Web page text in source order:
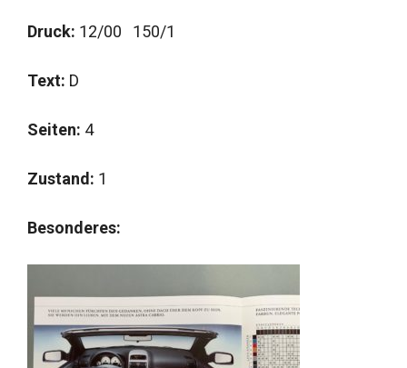
Druck: 12/00 150/1
Text: D
Seiten: 4
Zustand: 1
Besonderes: